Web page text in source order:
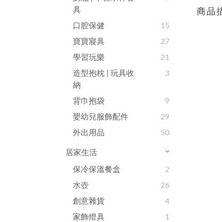
具
口腔保健
15
寶寶寢具
27
學習玩樂
21
造型抱枕 | 玩具收
納
3
背巾抱袋
9
嬰幼兒服飾配件
29
外出用品
50
居家生活
保冷保溫餐盒
2
水壺
26
創意雜貨
4
家飾燈具
1
商品